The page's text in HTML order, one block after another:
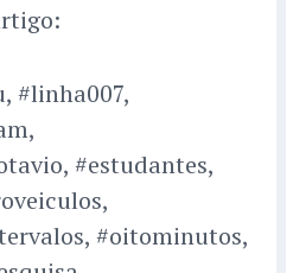
#linha007,
#estudantes,
#oitominutos,